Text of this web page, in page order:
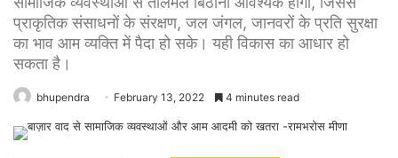
प्राकृतिक संसाधनों के संरक्षण, जल जंगल, जानवरों के प्रति सुरक्षा
का भाव आम व्यक्ति में पैदा हो सके। यही विकास का आधार हो
सकता है।
bhupendra February 13, 2022 4 minutes read